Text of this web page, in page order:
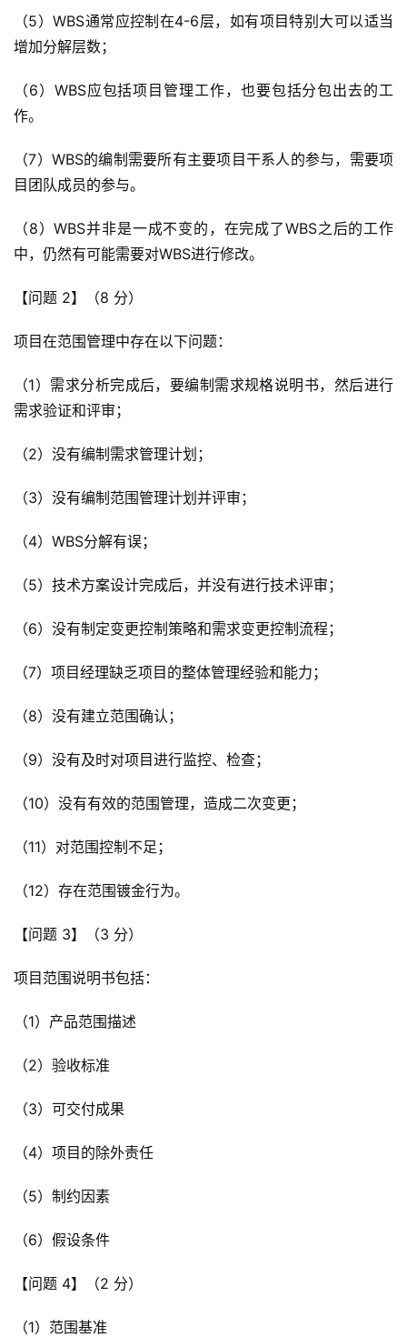
（5）WBS通常应控制在4-6层，如有项目特别大可以适当
增加分解层数；
（6）WBS应包括项目管理工作，也要包括分包出去的工
作。
（7）WBS的编制需要所有主要项目干系人的参与，需要项
目团队成员的参与。
（8）WBS并非是一成不变的，在完成了WBS之后的工作
中，仍然有可能需要对WBS进行修改。
【问题 2】（8 分）
项目在范围管理中存在以下问题：
（1）需求分析完成后，要编制需求规格说明书，然后进行
需求验证和评审；
（2）没有编制需求管理计划；
（3）没有编制范围管理计划并评审；
（4）WBS分解有误；
（5）技术方案设计完成后，并没有进行技术评审；
（6）没有制定变更控制策略和需求变更控制流程；
（7）项目经理缺乏项目的整体管理经验和能力；
（8）没有建立范围确认；
（9）没有及时对项目进行监控、检查；
（10）没有有效的范围管理，造成二次变更；
（11）对范围控制不足；
（12）存在范围镀金行为。
【问题 3】（3 分）
项目范围说明书包括：
（1）产品范围描述
（2）验收标准
（3）可交付成果
（4）项目的除外责任
（5）制约因素
（6）假设条件
【问题 4】（2 分）
（1）范围基准